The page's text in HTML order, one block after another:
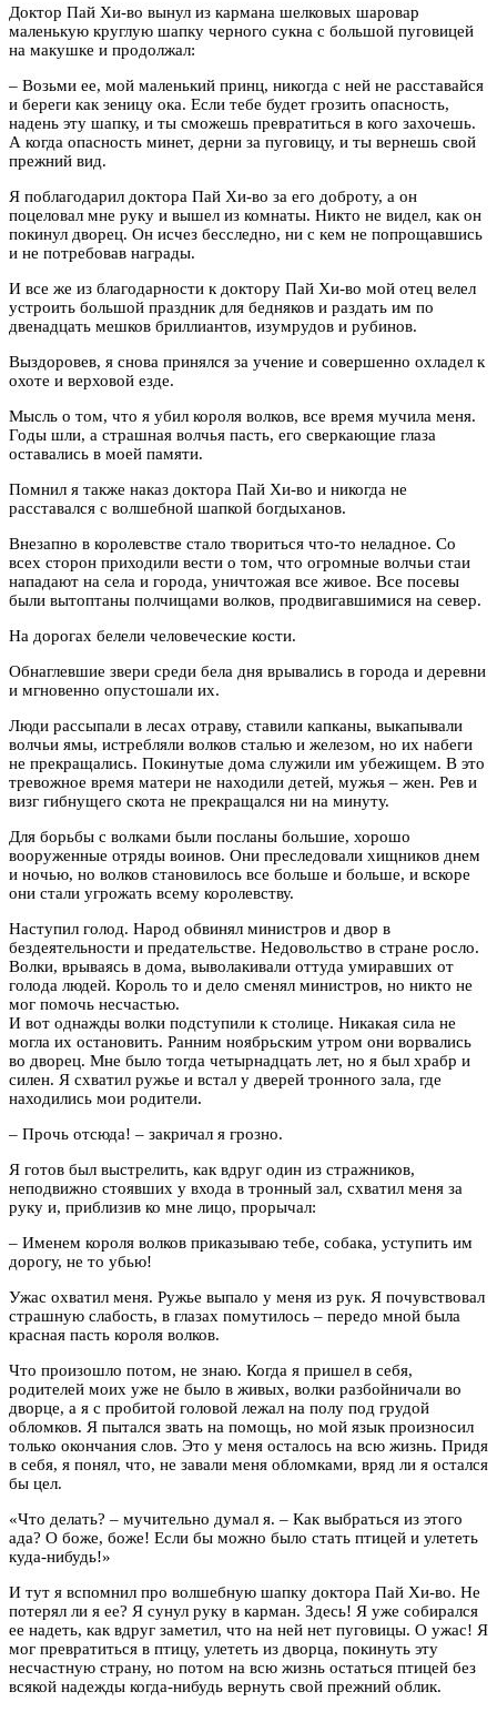
Доктор Пай Хи-во вынул из кармана шелковых шаровар
маленькую круглую шапку черного сукна с большой пуговицей
на макушке и продолжал:
– Возьми ее, мой маленький принц, никогда с ней не расставайся
и береги как зеницу ока. Если тебе будет грозить опасность,
надень эту шапку, и ты сможешь превратиться в кого захочешь.
А когда опасность минет, дерни за пуговицу, и ты вернешь свой
прежний вид.
Я поблагодарил доктора Пай Хи-во за его доброту, а он
поцеловал мне руку и вышел из комнаты. Никто не видел, как он
покинул дворец. Он исчез бесследно, ни с кем не попрощавшись
и не потребовав награды.
И все же из благодарности к доктору Пай Хи-во мой отец велел
устроить большой праздник для бедняков и раздать им по
двенадцать мешков бриллиантов, изумрудов и рубинов.
Выздоровев, я снова принялся за учение и совершенно охладел к
охоте и верховой езде.
Мысль о том, что я убил короля волков, все время мучила меня.
Годы шли, а страшная волчья пасть, его сверкающие глаза
оставались в моей памяти.
Помнил я также наказ доктора Пай Хи-во и никогда не
расставался с волшебной шапкой богдыханов.
Внезапно в королевстве стало твориться что-то неладное. Со
всех сторон приходили вести о том, что огромные волчьи стаи
нападают на села и города, уничтожая все живое. Все посевы
были вытоптаны полчищами волков, продвигавшимися на север.
На дорогах белели человеческие кости.
Обнаглевшие звери среди бела дня врывались в города и деревни
и мгновенно опустошали их.
Люди рассыпали в лесах отраву, ставили капканы, выкапывали
волчьи ямы, истребляли волков сталью и железом, но их набеги
не прекращались. Покинутые дома служили им убежищем. В это
тревожное время матери не находили детей, мужья – жен. Рев и
визг гибнущего скота не прекращался ни на минуту.
Для борьбы с волками были посланы большие, хорошо
вооруженные отряды воинов. Они преследовали хищников днем
и ночью, но волков становилось все больше и больше, и вскоре
они стали угрожать всему королевству.
Наступил голод. Народ обвинял министров и двор в
бездеятельности и предательстве. Недовольство в стране росло.
Волки, врываясь в дома, выволакивали оттуда умиравших от
голода людей. Король то и дело сменял министров, но никто не
мог помочь несчастью.
И вот однажды волки подступили к столице. Никакая сила не
могла их остановить. Ранним ноябрьским утром они ворвались
во дворец. Мне было тогда четырнадцать лет, но я был храбр и
силен. Я схватил ружье и встал у дверей тронного зала, где
находились мои родители.
– Прочь отсюда! – закричал я грозно.
Я готов был выстрелить, как вдруг один из стражников,
неподвижно стоявших у входа в тронный зал, схватил меня за
руку и, приблизив ко мне лицо, прорычал:
– Именем короля волков приказываю тебе, собака, уступить им
дорогу, не то убью!
Ужас охватил меня. Ружье выпало у меня из рук. Я почувствовал
страшную слабость, в глазах помутилось – передо мной была
красная пасть короля волков.
Что произошло потом, не знаю. Когда я пришел в себя,
родителей моих уже не было в живых, волки разбойничали во
дворце, а я с пробитой головой лежал на полу под грудой
обломков. Я пытался звать на помощь, но мой язык произносил
только окончания слов. Это у меня осталось на всю жизнь. Придя
в себя, я понял, что, не завали меня обломками, вряд ли я остался
бы цел.
«Что делать? – мучительно думал я. – Как выбраться из этого
ада? О боже, боже! Если бы можно было стать птицей и улететь
куда-нибудь!»
И тут я вспомнил про волшебную шапку доктора Пай Хи-во. Не
потерял ли я ее? Я сунул руку в карман. Здесь! Я уже собирался
ее надеть, как вдруг заметил, что на ней нет пуговицы. О ужас! Я
мог превратиться в птицу, улететь из дворца, покинуть эту
несчастную страну, но потом на всю жизнь остаться птицей без
всякой надежды когда-нибудь вернуть свой прежний облик.